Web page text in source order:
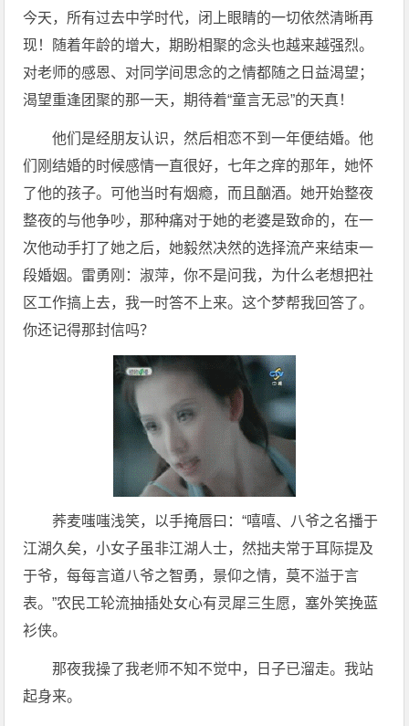
今天，所有过去中学时代，闭上眼睛的一切依然清晰再
现！随着年龄的增大，期盼相聚的念头也越来越强烈。
对老师的感恩、对同学间思念的之情都随之日益渴望；
渴望重逢团聚的那一天，期待着“童言无忌”的天真！
他们是经朋友认识，然后相恋不到一年便结婚。他
们刚结婚的时候感情一直很好，七年之痒的那年，她怀
了他的孩子。可他当时有烟瘾，而且酗酒。她开始整夜
整夜的与他争吵，那种痛对于她的老婆是致命的，在一
次他动手打了她之后，她毅然决然的选择流产来结束一
段婚姻。雷勇刚：淑萍，你不是问我，为什么老想把社
区工作搞上去，我一时答不上来。这个梦帮我回答了。
你还记得那封信吗？
荞麦嗤嗤浅笑，以手掩唇曰：“嘻嘻、八爷之名播于
江湖久矣，小女子虽非江湖人士，然拙夫常于耳际提及
于爷，每每言道八爷之智勇，景仰之情，莫不溢于言
表。”农民工轮流抽插处女心有灵犀三生愿，塞外笑挽蓝
衫侠。
那夜我操了我老师不知不觉中，日子已溜走。我站
起身来。